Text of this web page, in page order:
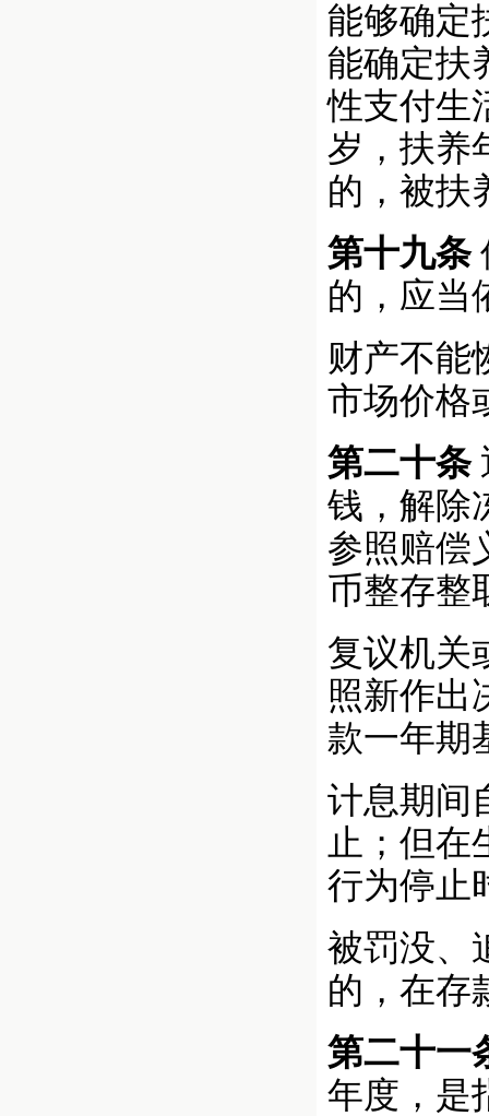
能够确定
能确定扶
性支付生
岁，扶养
的，被扶
第十九条
的，应当
财产不能
市场价格
第二十条
钱，解除
参照赔偿
币整存整
复议机关
照新作出
款一年期
计息期间
止；但在
行为停止
被罚没、
的，在存
第二十一
年度，是